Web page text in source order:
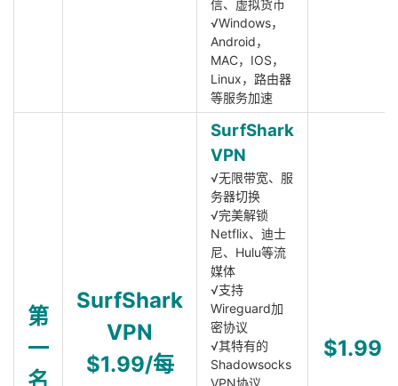
信、虚拟货币
√Windows，
Android，
MAC，IOS，
Linux，路由器
等服务加速
第
一
名
SurfShark
VPN
$1.99/每
SurfShark
VPN
√无限带宽、服
务器切换
√完美解锁
Netflix、迪士
尼、Hulu等流
媒体
√支持
Wireguard加
密协议
√其特有的
Shadowsocks
VPN协议
$1.99